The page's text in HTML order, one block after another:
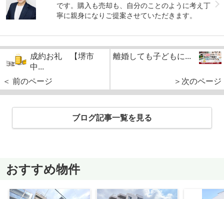
です。購入も売却も、自分のことのように考え丁
寧に親身になりご提案させていただきます。
成約お礼 【堺市
中...
＜ 前のページ
離婚しても子どもに...
＞次のページ
ブログ記事一覧を見る
おすすめ物件